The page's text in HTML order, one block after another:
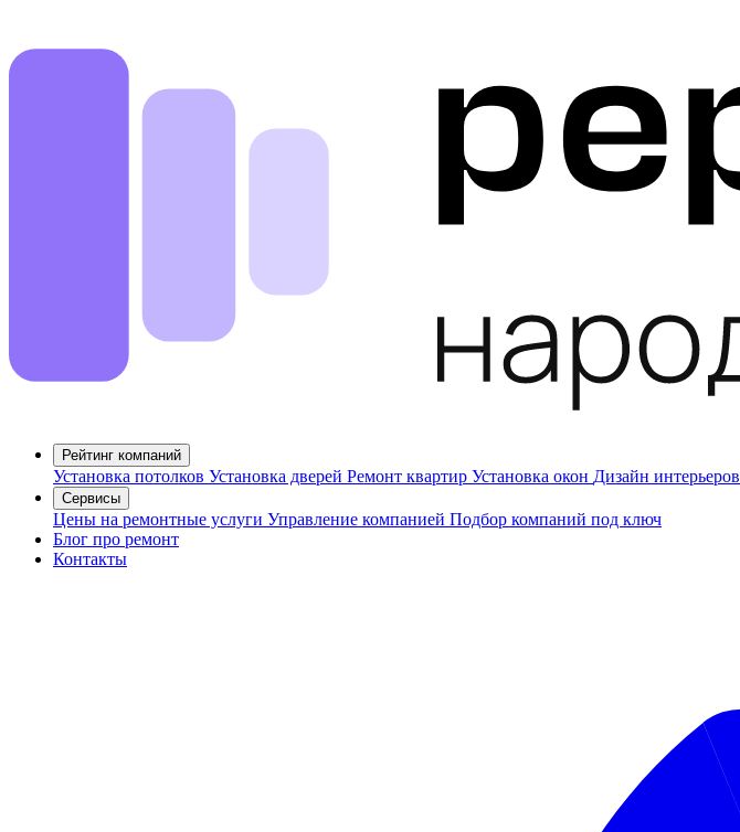
Рейтинг компаний
Установка потолков Установка дверей Ремонт квартир Установка окон Дизайн интерьеров
Сервисы
Цены на ремонтные услуги Управление компанией Подбор компаний под ключ
Блог про ремонт
Контакты